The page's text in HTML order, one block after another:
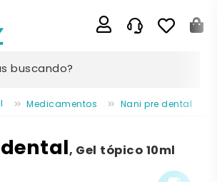
buscando?
Medicamentos Nani pre dental
, Gel tópico 10ml